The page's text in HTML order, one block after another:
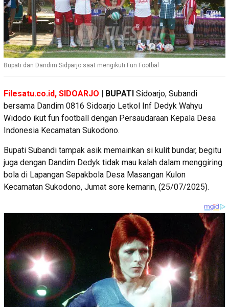
Bupati dan Dandim Sidparjo saat mengikuti Fun Footbal
Filesatu.co.id, SIDOARJO | BUPATI Sidoarjo, Subandi
bersama Dandim 0816 Sidoarjo Letkol Inf Dedyk Wahyu
Widodo ikut fun football dengan Persaudaraan Kepala Desa
Indonesia Kecamatan Sukodono.
Bupati Subandi tampak asik memainkan si kulit bundar, begitu
juga dengan Dandim Dedyk tidak mau kalah dalam menggiring
bola di Lapangan Sepakbola Desa Masangan Kulon
Kecamatan Sukodono, Jumat sore kemarin, (25/07/2025).